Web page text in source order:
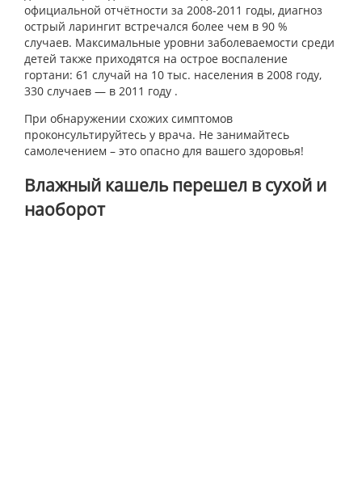
официальной отчётности за 2008-2011 годы, диагноз
острый ларингит встречался более чем в 90 %
случаев. Максимальные уровни заболеваемости среди
детей также приходятся на острое воспаление
гортани: 61 случай на 10 тыс. населения в 2008 году,
330 случаев — в 2011 году .
При обнаружении схожих симптомов
проконсультируйтесь у врача. Не занимайтесь
самолечением – это опасно для вашего здоровья!
Влажный кашель перешел в сухой и
наоборот